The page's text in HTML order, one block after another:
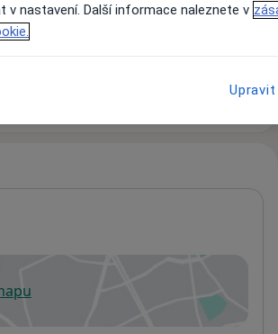
nejsou k dispozici
informace o svých službách.
v nové záložce
v nastavení. Další informace naleznete v